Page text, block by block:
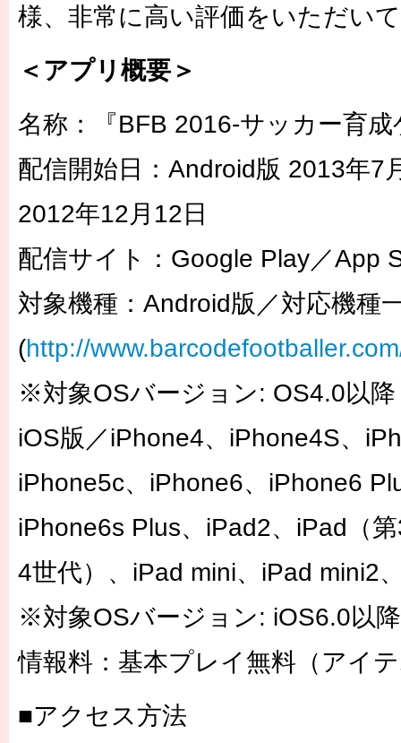
様、非常に高い評価をいただい
＜アプリ概要＞
名称：『BFB 2016-サッカー育成
配信開始日：Android版 2013年7
2012年12月12日
配信サイト：Google Play／App
対象機種：Android版／対応機種
(http://
※対象OSバージョン: OS4.0以降
iOS版／iPhone4、iPhone4S、
iPhone5c、iPhone6、iPhone6
iPhone6s Plus、iPad2、iPad（
4世代）、iPad mini、iPad mini2
※対象OSバージョン: iOS6.0以降
情報料：基本プレイ無料（アイ
■アクセス方法